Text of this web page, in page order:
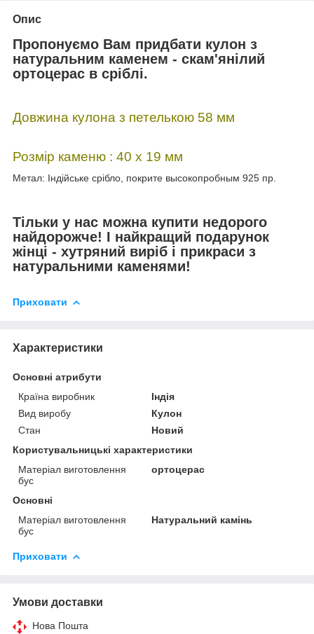
Опис
Пропонуємо Вам придбати кулон з
натуральним каменем - скам'янілий
ортоцерас в сріблі.
Довжина кулона з петелькою 58 мм
Розмір каменю : 40 x 19 мм
Метал: Індійське срібло, покрите высокопробным 925 пр.
Тільки у нас можна купити недорого
найдорожче! І найкращий подарунок
жінці - хутряний виріб і прикраси з
натуральними каменями!
Приховати
Характеристики
Основні атрибути
Країна виробник
Індія
Вид виробу
Кулон
Стан
Новий
Користувальницькі характеристики
Матеріал виготовлення
бус
ортоцерас
Основні
Матеріал виготовлення
бус
Натуральний камінь
Приховати
Умови доставки
Нова Пошта